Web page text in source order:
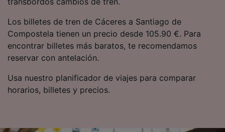
Los billetes de tren de Cáceres a Santiago de
Compostela tienen un precio desde 105.90 €. Para
encontrar billetes más baratos, te recomendamos
reservar con antelación.
Usa nuestro planificador de viajes para comparar
horarios, billetes y precios.